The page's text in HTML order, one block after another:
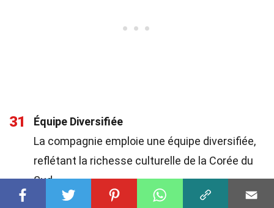
31
Équipe Diversifiée
La compagnie emploie une équipe diversifiée,
reflétant la richesse culturelle de la Corée du
Sud.